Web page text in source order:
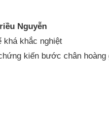
Nguyễn
khá khắc nghiệt
kiến bước chân hoàng